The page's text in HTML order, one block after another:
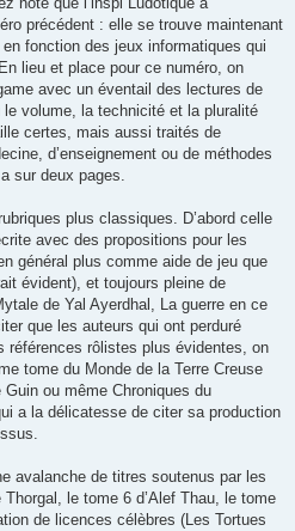
précédent : elle se trouve maintenant
fonction des jeux informatiques qui
lieu et place pour ce numéro, on
avec un éventail des lectures de
le volume, la technicité et la pluralité
certes, mais aussi traités de
d’enseignement ou de méthodes
sur deux pages.
plus classiques. D’abord celle
avec des propositions pour les
général plus comme aide de jeu que
évident), et toujours pleine de
de Yal Ayerdhal, La guerre en ce
que les auteurs qui ont perduré
références rôlistes plus évidentes, on
tome du Monde de la Terre Creuse
Guin ou même Chroniques du
a la délicatesse de citer sa production
avalanche de titres soutenus par les
le tome 6 d’Alef Thau, le tome
de licences célèbres (Les Tortues